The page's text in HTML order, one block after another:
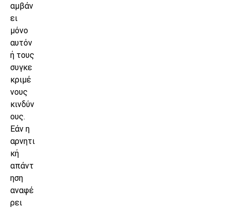
αμβάν
ει
μόνο
αυτόν
ή τους
συγκε
κριμέ
νους
κινδύν
ους.
Εάν η
αρνητι
κή
απάντ
ηση
αναφέ
ρει